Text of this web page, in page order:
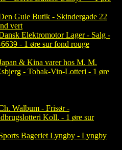
Gule Butik - Skindergade 22
vert
Elektromotor Lager - Salg -
- 1 øre sur fond rouge
& Kina varer hos M. M.
- Tobak-Vin-Lotteri - 1 øre
Walbum - Frisør -
Koll. - 1 øre sur
Bageriet Lyngby - Lyngby